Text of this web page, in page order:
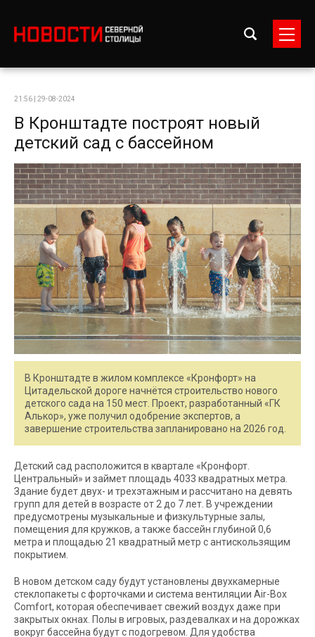
21:56 | 29-08-2024
В Кронштадте построят новый
детский сад с бассейном
В Кронштадте в жилом комплексе «Кронфорт» на
Цитадельской дороге начнётся строительство нового
детского сада на 150 мест. Проект, разработанный «ГК
Алькор», уже получил одобрение экспертов, а
завершение строительства запланировано на 2026 год.
Детский сад расположится в квартале «Кронфорт.
Центральный» и займет площадь 4033 квадратных метра.
Здание будет двух- и трехэтажным и рассчитано на девять
групп для детей в возрасте от 2 до 7 лет. В учреждении
предусмотрены музыкальные и физкультурные залы,
помещения для кружков, а также бассейн глубиной 0,6
метра и площадью 21 квадратный метр с антискользящим
покрытием.
В новом детском саду будут установлены двухкамерные
стеклопакеты с форточками и система вентиляции Air-Box
Comfort, которая обеспечивает свежий воздух даже при
закрытых окнах. Полы в игровых, раздевалках и на дорожках
вокруг бассейна будут с подогревом. Для удобства